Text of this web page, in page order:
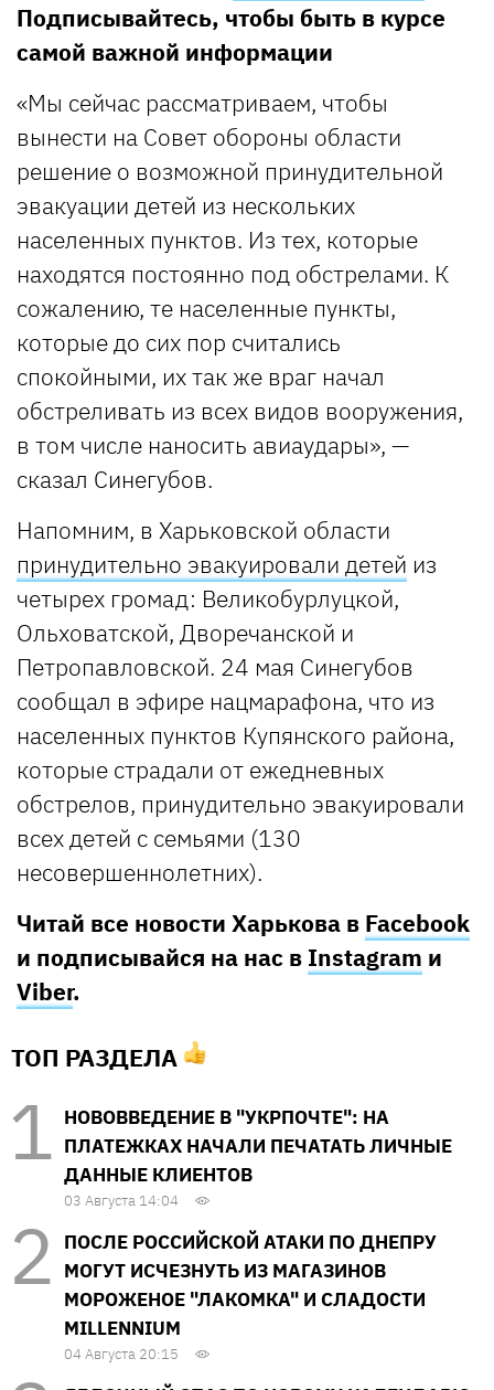
Подписывайтесь, чтобы быть в курсе
самой важной информации
«Мы сейчас рассматриваем, чтобы
вынести на Совет обороны области
решение о возможной принудительной
эвакуации детей из нескольких
населенных пунктов. Из тех, которые
находятся постоянно под обстрелами. К
сожалению, те населенные пункты,
которые до сих пор считались
спокойными, их так же враг начал
обстреливать из всех видов вооружения,
в том числе наносить авиаудары», —
сказал Синегубов.
Напомним, в Харьковской области
принудительно эвакуировали детей из
четырех громад: Великобурлуцкой,
Ольховатской, Дворечанской и
Петропавловской. 24 мая Синегубов
сообщал в эфире нацмарафона, что из
населенных пунктов Купянского района,
которые страдали от ежедневных
обстрелов, принудительно эвакуировали
всех детей с семьями (130
несовершеннолетних).
Читай все новости Харькова в Facebook
и подписывайся на нас в Instagram и
Viber.
ТОП РАЗДЕЛА
НОВОВВЕДЕНИЕ В "УКРПОЧТЕ": НА
ПЛАТЕЖКАХ НАЧАЛИ ПЕЧАТАТЬ ЛИЧНЫЕ
ДАННЫЕ КЛИЕНТОВ
03 Августа 14:04
ПОСЛЕ РОССИЙСКОЙ АТАКИ ПО ДНЕПРУ
МОГУТ ИСЧЕЗНУТЬ ИЗ МАГАЗИНОВ
МОРОЖЕНОЕ "ЛАКОМКА" И СЛАДОСТИ
MILLENNIUM
04 Августа 20:15